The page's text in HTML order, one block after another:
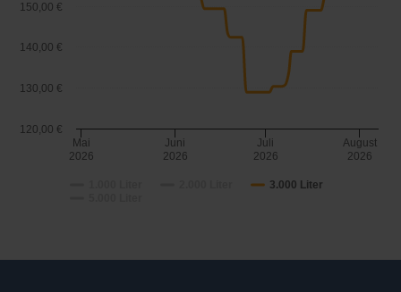
3.000 Liter
Mai
2026
Juni
2026
Juli
2026
August
2026
120,00 €
130,00 €
140,00 €
150,00 €